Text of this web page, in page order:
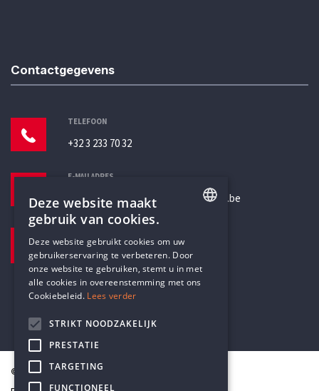
Contactgegevens
TELEFOON
+32 3 233 70 32
E-MAILADRES
secretariaat@humanistischverbond.be
Pottenbrug 4
Antwerpen, 2000
© Humanistisch Verbond 2026
DUTCH
Deze website maakt
gebruik van cookies.
Deze website gebruikt cookies om uw
gebruikerservaring te verbeteren. Door
onze website te gebruiken, stemt u in met
alle cookies in overeenstemming met ons
Cookiebeleid. Lees verder
STRIKT NOODZAKELIJK
PRESTATIE
TARGETING
FUNCTIONEEL